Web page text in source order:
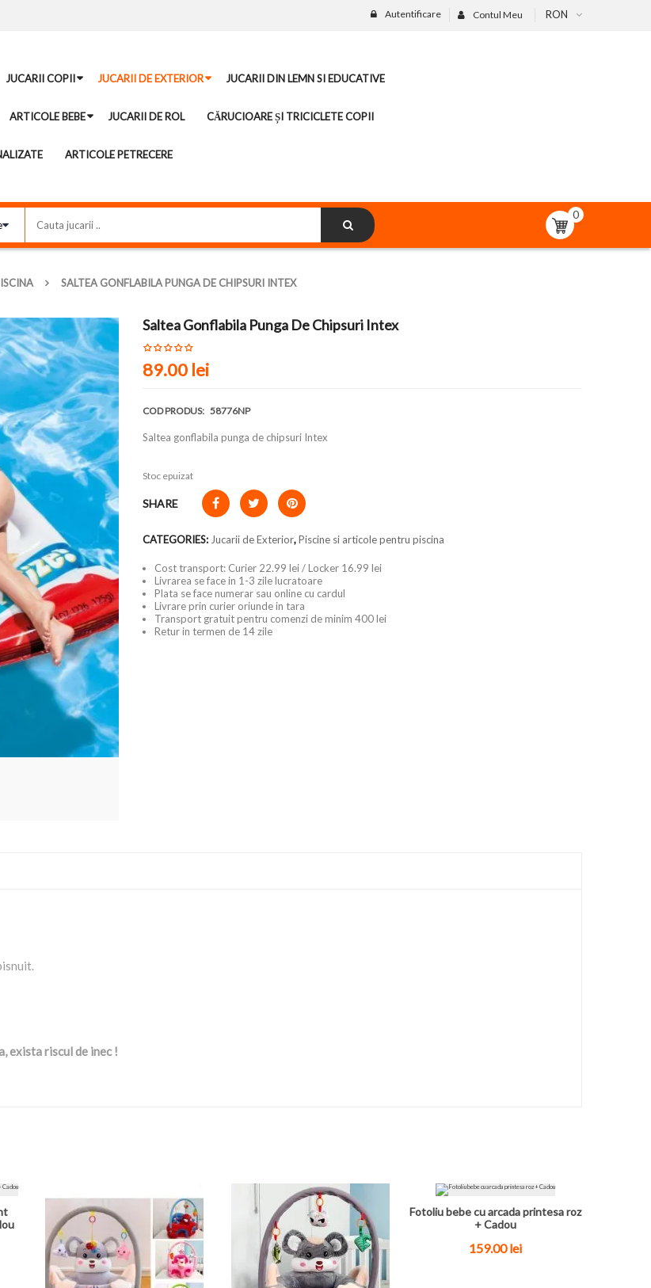
RON
Contul Meu
Autentificare
JUCARII COPII JUCARII DE EXTERIOR JUCARII DIN LEMN SI EDUCATIVE
ARTICOLE BEBE JUCARII DE ROL CĂRUCIOARE ȘI TRICICLETE COPII
ARTICOLE PETRECERE
0
SALTEA GONFLABILA PUNGA DE CHIPSURI INTEX
Saltea Gonflabila Punga De Chipsuri Intex
89.00 lei
COD PRODUS: 58776NP
Saltea gonflabila punga de chipsuri Intex
Stoc epuizat
SHARE
CATEGORIES: Jucarii de Exterior,Piscine si articole pentru piscina
Cost transport: Curier 22.99 lei / Locker 16.99 lei
Livrarea se face in 1-3 zile lucratoare
Plata se face numerar sau online cu cardul
Livrare prin curier oriunde in tara
Transport gratuit pentru comenzi de minim 400 lei
Retur in termen de 14 zile
exista riscul de inec !
Fotoliu bebe cu arcada printesa roz
+ Cadou
159.00lei